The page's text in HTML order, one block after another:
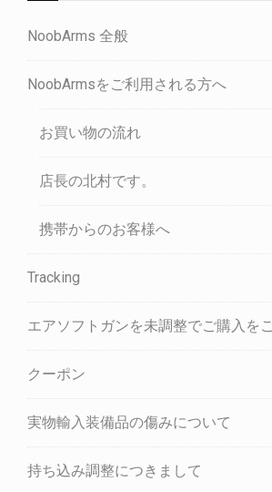
NoobArms 全般
NoobArmsをご利用される方へ
お買い物の流れ
店長の北村です。
携帯からのお客様へ
Tracking
エアソフトガンを未調整でご購入を
クーポン
実物輸入装備品の傷みについて
持ち込み調整につきまして